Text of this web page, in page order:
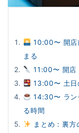
10:00〜 開店
まる
11:00〜 開店
13:00〜 土日
14:30〜 ラン
る時間
まとめ：裏